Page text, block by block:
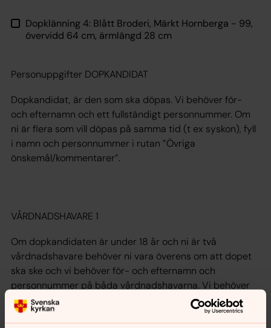
Dopklänning 4: Blått Broderi, Märkt Hornberga - 99,
övervidd 64 cm, ärmlängd 28 cm
Personuppgifter DOPKANDIDAT
Dopkandidat, är den som ska döpas. Vi behöver för-
och efternamn och ett fullständigt personnummer. Om
ni är flera som vill döpas på samma tid (t ex syskon), fyll
i namn och personnummer i rutan ”Övriga
önskemål/kommentarer”.
VÅRDNADSHAVARE 1
Om dopkandidaten är under 18 år och ni är två
vårdnadshavare behöver ni vara överens om att dopet
ska ske och vi behöver för- och efternamn och
personnummer på båda vårdnadshavarna. Vi behöver
också en e-postadress och ett telefonnummer till en av
vårdnadshavarna.